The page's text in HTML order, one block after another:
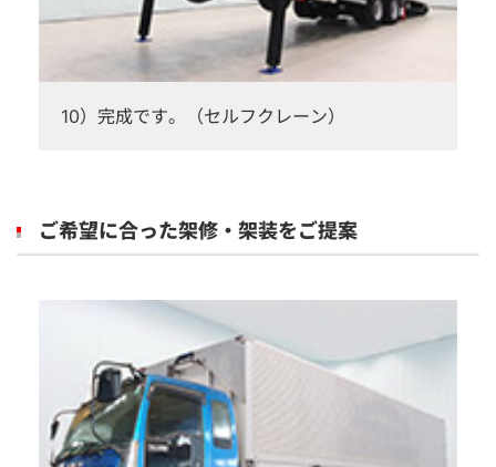
10）完成です。（セルフクレーン）
ご希望に合った架修・架装をご提案